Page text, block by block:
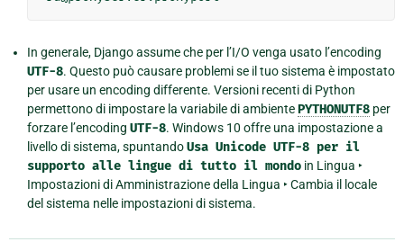
In generale, Django assume che per l’I/O venga usato l’encoding
UTF-8. Questo può causare problemi se il tuo sistema è impostato
per usare un encoding differente. Versioni recenti di Python
permettono di impostare la variabile di ambientePYTHONUTF8 per
forzare l’encoding UTF-8. Windows 10 offre una impostazione a
livello di sistema, spuntandoUsa Unicode UTF-8 per il
supporto alle lingue di tutto il mondo in Lingua ‣
Impostazioni di Amministrazione della Lingua ‣ Cambia il locale
del sistema nelle impostazioni di sistema.